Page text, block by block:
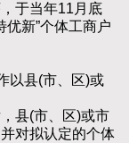
于当年11月底
优新”个体工商户
以县(市、区)或
县(市、区)或市
对拟认定的个体